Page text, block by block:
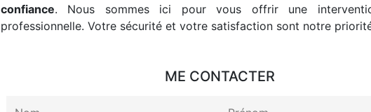
confiance. Nous sommes ici pour vous offrir une
professionnelle. Votre sécurité et votre satisfaction sont notre
ME CONTACTER